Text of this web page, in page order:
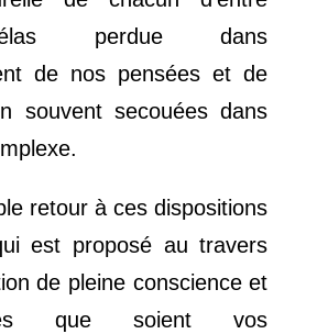
perdue dans
de nos pensées et de
souvent secouées dans
retour à ces dispositions
est proposé au travers
de pleine conscience et
que soient vos